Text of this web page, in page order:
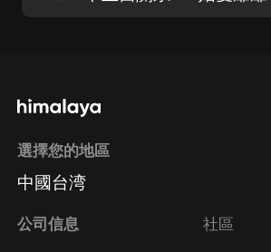
選擇您的地區
中國台湾
公司信息 社區